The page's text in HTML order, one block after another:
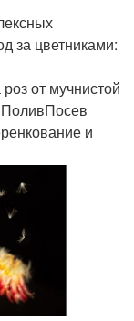
за цветниками:
от мучнистой
и